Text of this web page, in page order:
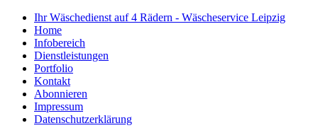
Ihr Wäschedienst auf 4 Rädern - Wäscheservice Leipzig
Home
Infobereich
Dienstleistungen
Portfolio
Kontakt
Abonnieren
Impressum
Datenschutzerklärung